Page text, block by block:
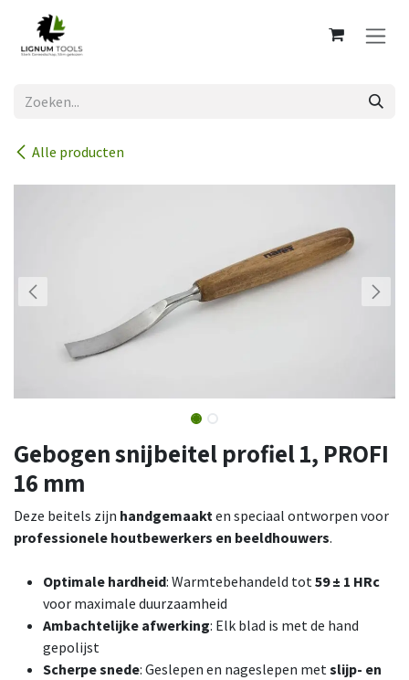
Overslaan naar inhoud
Alle producten
Gebogen snijbeitel profiel 1, PROFI
16 mm
Deze beitels zijn handgemaakt en speciaal ontworpen voor
professionele houtbewerkers en beeldhouwers.
Optimale hardheid: Warmtebehandeld tot 59 ± 1 HRc
voor maximale duurzaamheid
Ambachtelijke afwerking: Elk blad is met de hand
gepolijst
Scherpe snede: Geslepen en nageslepen met slijp- en